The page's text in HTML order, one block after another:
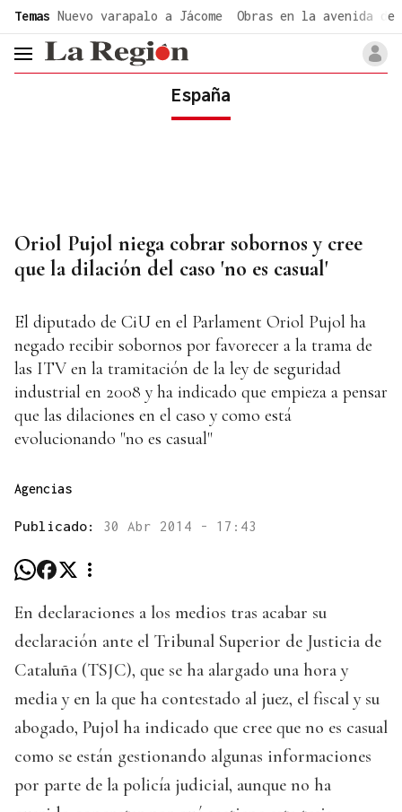
Temas Nuevo varapalo a Jácome Obras en la avenida de
header.menu.open
España
Oriol Pujol niega cobrar sobornos y cree
que la dilación del caso 'no es casual'
El diputado de CiU en el Parlament Oriol Pujol ha
negado recibir sobornos por favorecer a la trama de
las ITV en la tramitación de la ley de seguridad
industrial en 2008 y ha indicado que empieza a pensar
que las dilaciones en el caso y como está
evolucionando "no es casual"
Agencias
Publicado: 30 Abr 2014 - 17:43
En declaraciones a los medios tras acabar su
declaración ante el Tribunal Superior de Justicia de
Cataluña (TSJC), que se ha alargado una hora y
media y en la que ha contestado al juez, el fiscal y su
abogado, Pujol ha indicado que cree que no es casual
como se están gestionando algunas informaciones
por parte de la policía judicial, aunque no ha